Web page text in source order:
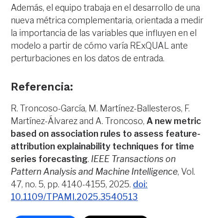
Además, el equipo trabaja en el desarrollo de una
nueva métrica complementaria, orientada a medir
la importancia de las variables que influyen en el
modelo a partir de cómo varía RExQUAL ante
perturbaciones en los datos de entrada.
Referencia:
R. Troncoso-García, M. Martínez-Ballesteros, F.
Martínez-Álvarez and A. Troncoso, A new metric
based on association rules to assess feature-
attribution explainability techniques for time
series forecasting. IEEE Transactions on
Pattern Analysis and Machine Intelligence, Vol.
47, no. 5, pp. 4140-4155, 2025. doi:
10.1109/TPAMI.2025.3540513